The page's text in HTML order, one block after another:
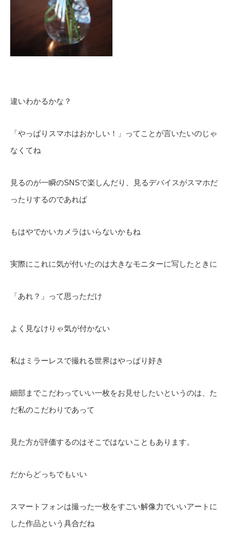
違いわかるかな？
「やっぱりスマホはおかしい！」ってことが言いたいのじゃ
なくてね
見るのが一瞬のSNSで楽しんだり、見るデバイスがスマホだ
ったりするのであれば
もはやでかいカメラはいらないかもね
実際にこれに気が付いたのは大きなモニターに写したときに
「あれ？」って思っただけ
よく見なけりゃ気が付かない
私はミラーレスで撮れる世界はやっぱり好き
細部までこだわっていい一枚をお見せしたいというのは、た
だ私のこだわりであって
見た方が評価するのはそこではないこともあります。
だからどっちでもいい
スマートフォンは撮った一枚をすごい解像力でいいアートに
した作品という具合だね